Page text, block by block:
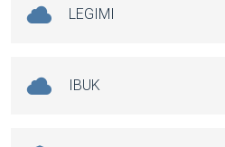
LEGIMI
IBUK